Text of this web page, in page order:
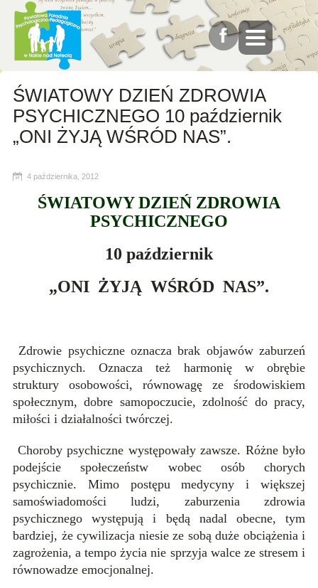
ŚWIATOWY DZIEŃ ZDROWIA
PSYCHICZNEGO 10 październik
„ONI ŻYJĄ WŚRÓD NAS”.
4 października, 2012
ŚWIATOWY DZIEŃ ZDROWIA
PSYCHICZNEGO
10 październik
„ONI ŻYJĄ WŚRÓD NAS”.
Zdrowie psychiczne oznacza brak objawów zaburzeń
psychicznych. Oznacza też harmonię w obrębie
struktury osobowości, równowagę ze środowiskiem
społecznym, dobre samopoczucie, zdolność do pracy,
miłości i działalności twórczej.
Choroby psychiczne występowały zawsze. Różne było
podejście społeczeństw wobec osób chorych
psychicznie. Mimo postępu medycyny i większej
samoświadomości ludzi, zaburzenia zdrowia
psychicznego występują i będą nadal obecne, tym
bardziej, że cywilizacja niesie ze sobą duże obciążenia i
zagrożenia, a tempo życia nie sprzyja walce ze stresem i
równowadze emocjonalnej.